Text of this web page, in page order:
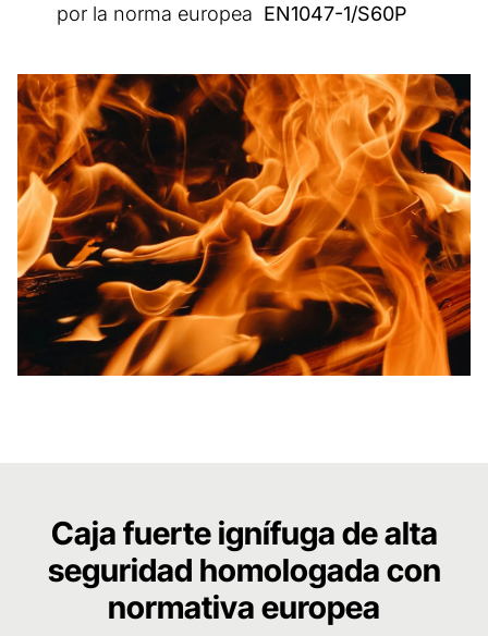
por la norma europea EN1047-1/S60P
Caja fuerte ignífuga de alta
seguridad homologada con
normativa europea